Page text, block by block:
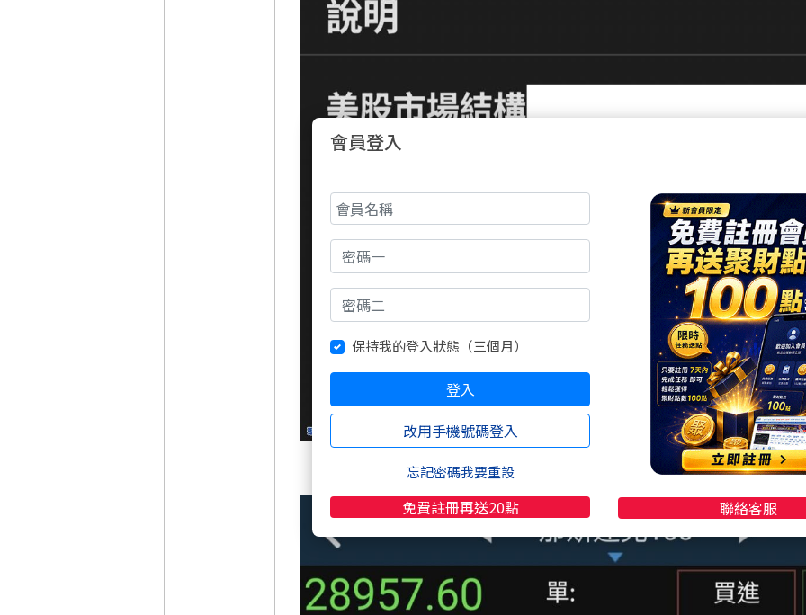
會員登入
保持我的登入狀態（三個月）
登入
改用手機號碼登入
忘記密碼我要重設
免費註冊再送20點 聯絡客服